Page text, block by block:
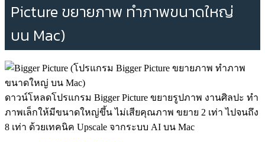
Picture ขยายภาพ ทำภาพขนาดใหญ่
บน Mac)
ดาวน์โหลดโปรแกรม Bigger Picture ขยายรูปภาพ งานศิลปะ ทำ
ภาพเล็กให้มีขนาดใหญ่ขึ้น ไม่เสียคุณภาพ ขยาย 2 เท่า ไปจนถึง
8 เท่า ด้วยเทคนิค Upscale จากระบบ AI บน Mac